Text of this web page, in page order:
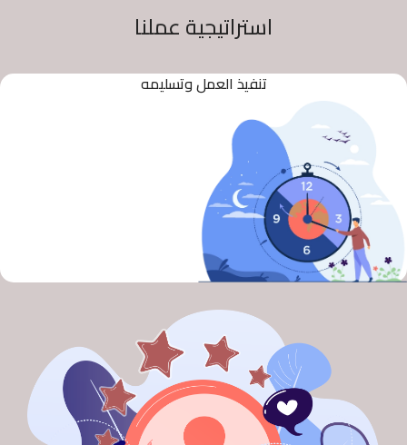
استراتيجية عملنا
تنفيذ العمل وتسليمه